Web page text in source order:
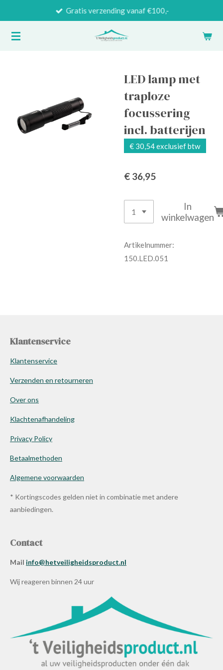
naar
Gratis verzending vanaf €100,-
LED lamp met
traploze
focussering
incl. batterijen
€ 30,54 exclusief btw
€ 36,95
In
winkelwagen
Artikelnummer:
150.LED.051
Klantenservice
Klantenservice
Verzenden en retourneren
Over ons
Klachtenafhandeling
Privacy Policy
Betaalmethoden
Algemene voorwaarden
* Kortingscodes gelden niet in combinatie met andere
aanbiedingen.
Contact
Mail info@hetveiligheidsproduct.nl
Wij reageren binnen 24 uur